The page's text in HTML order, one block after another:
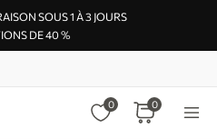
SOUS 1 À 3 JOURS
DE 40 %
0 0